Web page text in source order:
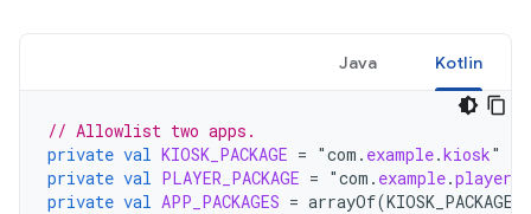
Kotlin
Java
// Allowlist two apps.
private val KIOSK_PACKAGE = "com . example.kiosk
private val PLAYER_PACKAGE = "com . example.player
private val APP_PACKAGES = arrayOf(KIOSK_PACKAGE